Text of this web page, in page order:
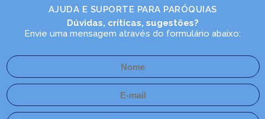
AJUDA E SUPORTE PARA PARÓQUIAS
Dúvidas, críticas, sugestões?
Envie uma mensagem através do formulário abaixo: